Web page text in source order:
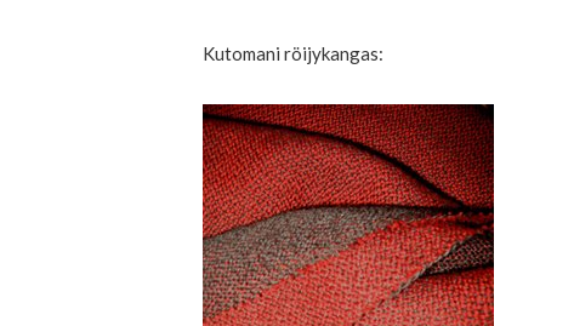
Kutomani röijykangas: